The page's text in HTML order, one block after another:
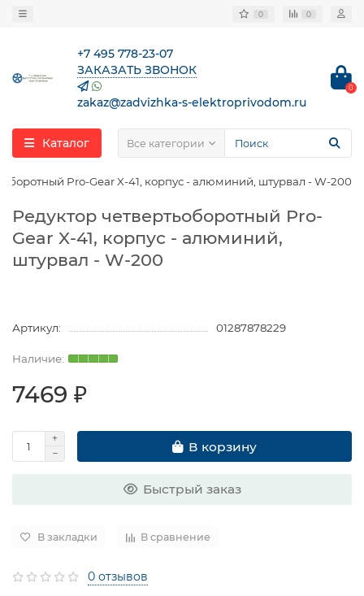
0 0
+7 495 778-23-07
ЗАКАЗАТЬ ЗВОНОК
zakaz@zadvizhka-s-elektroprivodom.ru
0
Каталог Все категории
Pro-Gear X-41, корпус - алюминий, штурвал - W-200
Редуктор четвертьоборотный Pro-
Gear X-41, корпус - алюминий,
штурвал - W-200
Артикул: 01287878229
7469 ₽
В корзину
Быстрый заказ
В закладки В сравнение
0 отзывов